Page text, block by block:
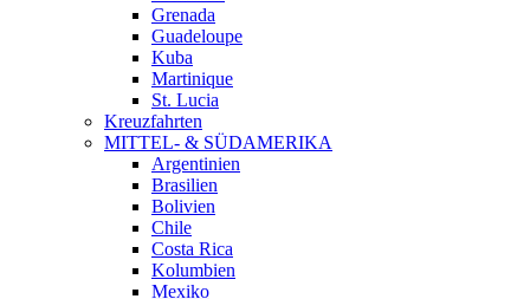
Grenada
Guadeloupe
Kuba
Martinique
St. Lucia
Kreuzfahrten
MITTEL- & SÜDAMERIKA
Argentinien
Brasilien
Bolivien
Chile
Costa Rica
Kolumbien
Mexiko